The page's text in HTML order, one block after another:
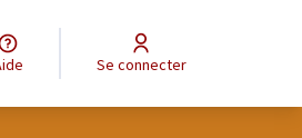
Aide Se connecter